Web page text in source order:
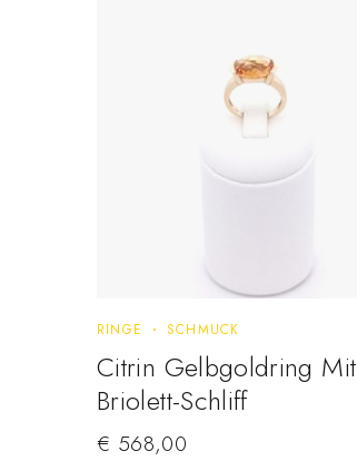
RINGE SCHMUCK
Citrin Gelbgoldring Mit
Briolett-Schliff
€ 568,00